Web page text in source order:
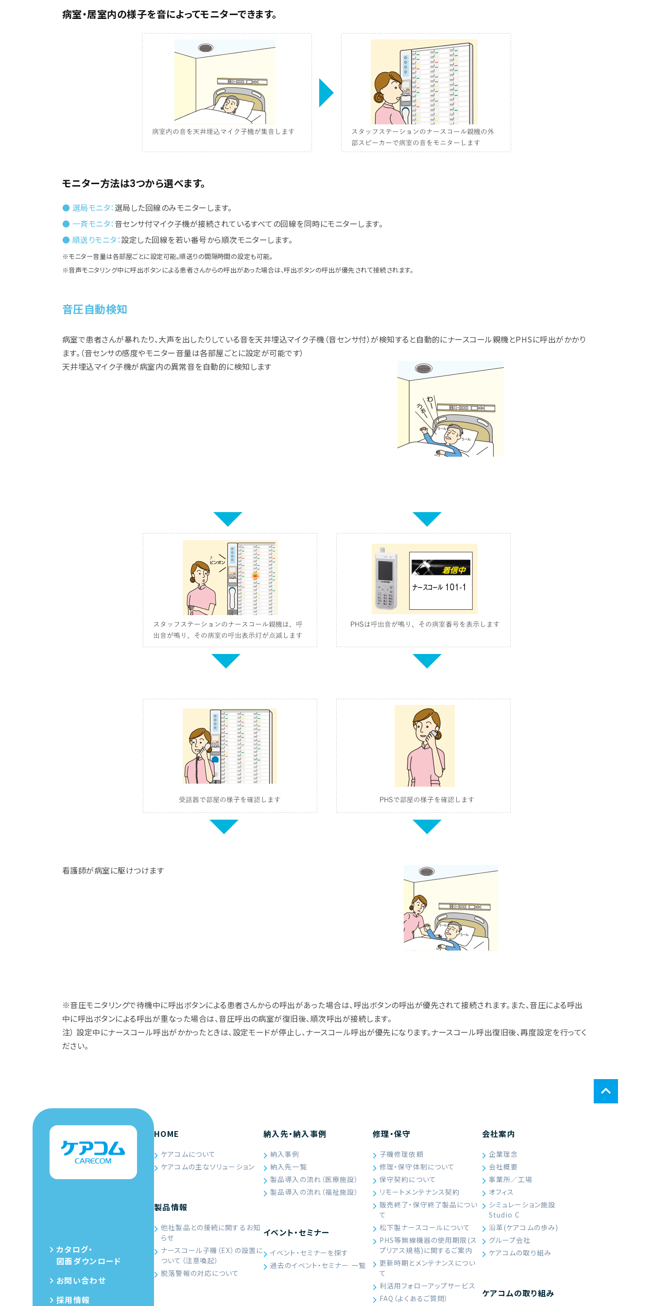
病室・居室内の様子を音によってモニターできます。
モニター方法は3つから選べます。
● 選局モニタ： 選局した回線のみモニターします。
● 一斉モニタ： 音センサ付マイク子機が接続されているすべての回線を同時にモニターします。
● 順送りモニタ： 設定した回線を若い番号から順次モニターします。
※モニター音量は各部屋ごとに設定可能。順送りの間隔時間の設定も可能。
※音声モニタリング中に呼出ボタンによる患者さんからの呼出があった場合は、呼出ボタンの呼出が優先されて接続されます。
音圧自動検知
病室で患者さんが暴れたり、大声を出したりしている音を天井埋込マイク子機（音センサ付）が検知すると自動的にナースコール親機とPHSに呼出がかかり
ます。（音センサの感度やモニター音量は各部屋ごとに設定が可能です）
天井埋込マイク子機が病室内の異常音を自動的に検知します
看護師が病室に駆けつけます
※音圧モニタリングで待機中に呼出ボタンによる患者さんからの呼出があった場合は、呼出ボタンの呼出が優先されて接続されます。また、音圧による呼出
中に呼出ボタンによる呼出が重なった場合は、音圧呼出の病室が復旧後、順次呼出が接続します。
注） 設定中にナースコール呼出がかかったときは、設定モードが停止し、ナースコール呼出が優先になります。ナースコール呼出復旧後、再度設定を行ってく
ださい。
カタログ・
図面ダウンロード
お問い合わせ
採用情報
HOME
ケアコムについて
ケアコムの主なソリューション
製品情報
他社製品との接続に関するお知
らせ
ナースコール子機（EX）の設置に
ついて（注意喚起）
脱落警報の対応について
納入先・納入事例
納入事例
納入先一覧
製品導入の流れ（医療施設）
製品導入の流れ（福祉施設）
イベント・セミナー
イベント・セミナーを探す
過去のイベント・セミナー 一覧
修理・保守
子機修理依頼
修理・保守体制について
保守契約について
リモートメンテナンス契約
販売終了・保守終了製品につい
て
松下製ナースコールについて
PHS等無線機器の使用期限(ス
プリアス規格)に関するご案内
更新時期とメンテナンスについ
て
利活用フォローアップサービス
FAQ（よくあるご質問）
会社案内
企業理念
会社概要
事業所／工場
オフィス
シミュレーション施設
Studio C
沿革(ケアコムの歩み)
グループ会社
ケアコムの取り組み
ケアコムの取り組み